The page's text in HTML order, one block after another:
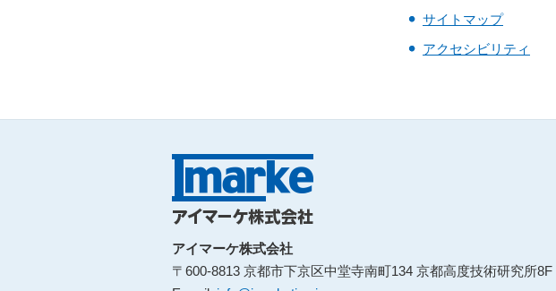
サイトマップ
アクセシビリティ
アイマーケ株式会社
〒600-8813 京都市下京区中堂寺南町134 京都高度技術研究所8F